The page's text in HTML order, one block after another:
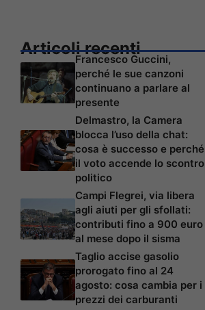
Articoli recenti
Francesco Guccini,
perché le sue canzoni
continuano a parlare al
presente
Delmastro, la Camera
blocca l’uso della chat:
cosa è successo e perché
il voto accende lo scontro
politico
Campi Flegrei, via libera
agli aiuti per gli sfollati:
contributi fino a 900 euro
al mese dopo il sisma
Taglio accise gasolio
prorogato fino al 24
agosto: cosa cambia per i
prezzi dei carburanti